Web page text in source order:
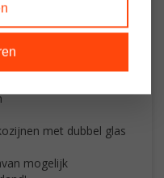
met dubbel glas
mogelijk